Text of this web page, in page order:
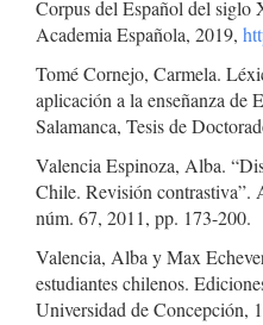
Corpus del Español del
Academia Española, 2019,
Tomé Cornejo, Carmela.
aplicación a la enseñanza de
Salamanca, Tesis de
Valencia Espinoza, Alba.
Chile. Revisión contrastiva”.
núm. 67, 2011, pp. 173-200.
Valencia, Alba y Max
estudiantes chilenos.
Universidad de Concepción,